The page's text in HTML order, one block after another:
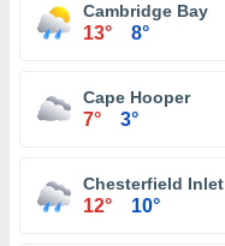
Cambridge Bay
13° 8°
Cape Hooper
7° 3°
Chesterfield Inlet
12° 10°